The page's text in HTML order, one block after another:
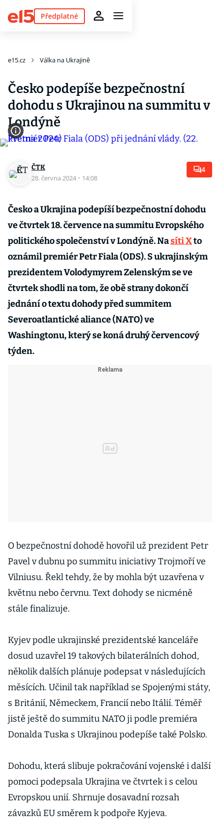
Předplatné
e15.cz Válka na Ukrajině
Česko podepíše bezpečnostní
dohodu s Ukrajinou na summitu v
Londýně
ČTK
28. června 2024 · 14:08
4
Česko a Ukrajina podepíší bezpečnostní dohodu
ve čtvrtek 18. července na summitu Evropského
politického společenství v Londýně. Nasíti Xto
oznámil premiér Petr Fiala (ODS). S ukrajinským
prezidentem Volodymyrem Zelenským se ve
čtvrtek shodli na tom, že obě strany dokončí
jednání o textu dohody před summitem
Severoatlantické aliance (NATO) ve
Washingtonu, který se koná druhý červencový
týden.
O bezpečnostní dohodě hovořil už prezident Petr
Pavel v dubnu po summitu iniciativy Trojmoří ve
Vilniusu. Řekl tehdy, že by mohla být uzavřena v
květnu nebo červnu. Text dohody se nicméně
stále finalizuje.
Kyjev podle ukrajinské prezidentské kanceláře
dosud uzavřel 19 takových bilaterálních dohod,
několik dalších plánuje podepsat v následujících
měsících. Učinil tak například se Spojenými státy,
s Británií, Německem, Francií nebo Itálií. Téměř
jistě ještě do summitu NATO ji podle premiéra
Donalda Tuska s Ukrajinou podepíše také Polsko.
Dohodu, která slibuje pokračování vojenské i další
pomoci podepsala Ukrajina ve čtvrtek i s celou
Evropskou unií. Shrnuje dosavadní rozsah
závazků EU směrem k podpoře Kyjeva.